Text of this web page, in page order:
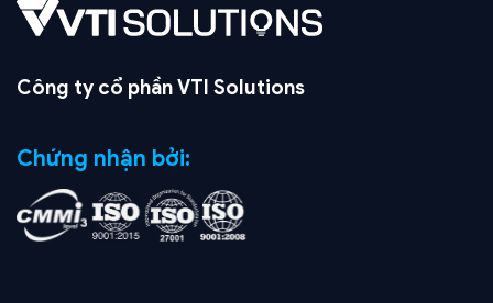
Công ty cổ phần VTI Solutions
Chứng nhận bởi: